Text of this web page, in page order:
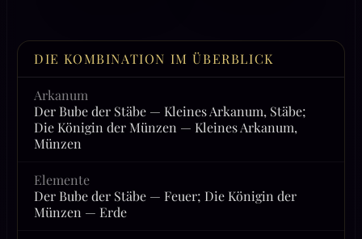
DIE KOMBINATION IM ÜBERBLICK
Arkanum
Der Bube der Stäbe — Kleines Arkanum, Stäbe;
Die Königin der Münzen — Kleines Arkanum,
Münzen
Elemente
Der Bube der Stäbe — Feuer; Die Königin der
Münzen — Erde